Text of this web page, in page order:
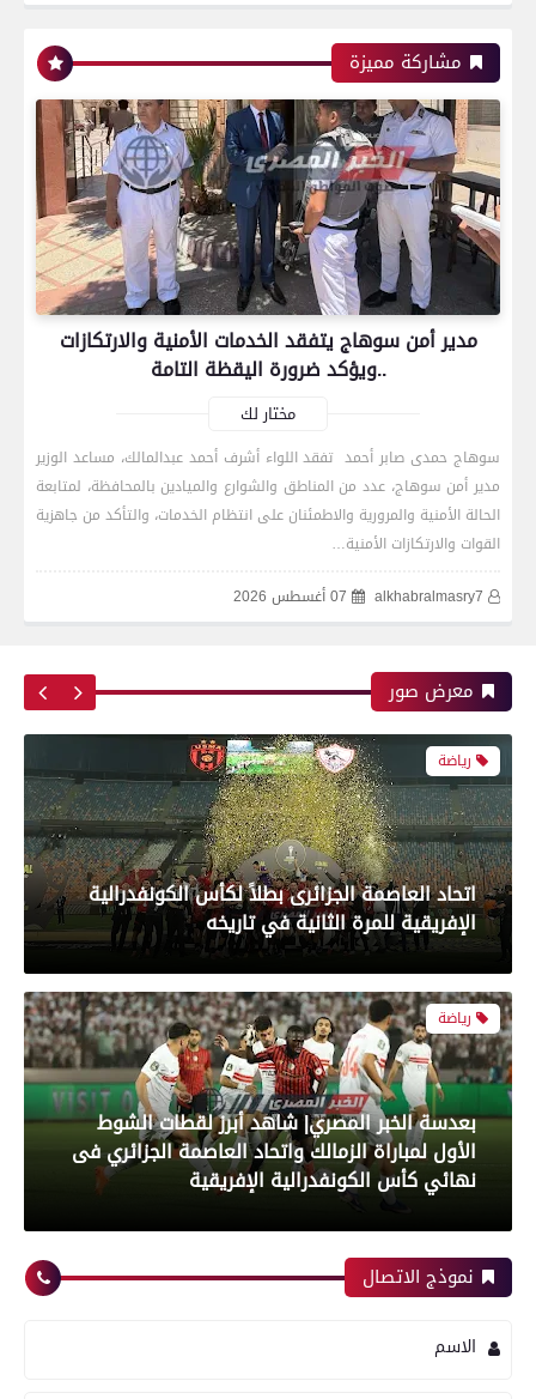
مشاركة مميزة
مدير أمن سوهاج يتفقد الخدمات الأمنية والارتكازات
..ويؤكد ضرورة اليقظة التامة
مختار لك
سوهاج حمدى صابر أحمد تفقد اللواء أشرف أحمد عبدالمالك، مساعد الوزير
مدير أمن سوهاج، عدد من المناطق والشوارع والميادين بالمحافظة، لمتابعة
الحالة الأمنية والمرورية والاطمئنان على انتظام الخدمات، والتأكد من جاهزية
القوات والارتكازات الأمنية…
alkhabralmasry7
07 أغسطس 2026
معرض صور
رياضة
اتحاد العاصمة الجزائرى بطلاً لكأس الكونفدرالية
الإفريقية للمرة الثانية في تاريخه
رياضة
بعدسة الخبر المصري| شاهد أبرز لقطات الشوط
الأول لمباراة الزمالك واتحاد العاصمة الجزائري فى
نهائي كأس الكونفدرالية الإفريقية
رياضة
بعدسة الخبر المصري| شاهد أبرز لقطات مباراة زد و
بيراميدز فى نهائى كأس مصر
رياضة
نموذج الاتصال
الاسم